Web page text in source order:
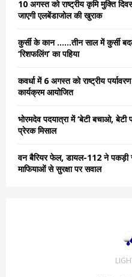
r
10 अगस्त को राष्ट्रीय कृमि मुक्ति
जाएगी एलबेंडाजोल की खुराक
कुर्सी के कान ……तीन साल में कुर्सी
‘रिशफलिंग’ का पहिया
कवर्धा में 6 अगस्त को राष्ट्रीय
कार्यक्रम आयोजित
भोरमदेव पदयात्रा में ‘बेटी बचाओ,
प्रेरक मिसाल
वन बैरियर फेल, डायल-112 ने पकड़ी
माफियाओं से सुरक्षा पर सवाल